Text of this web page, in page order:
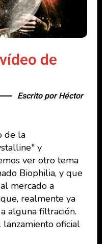
de
Escrito porHéctor
de la
y
ver otro tema
Biophilia, y que
mercado a
realmente ya
alguna filtración.
oficial